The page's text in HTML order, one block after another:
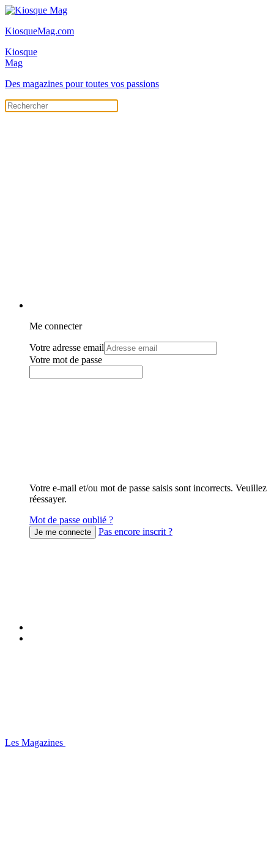
KiosqueMag.com
Kiosque
Mag
Des magazines pour toutes vos passions
Me connecter
Votre adresse email
Votre mot de passe
Votre e-mail et/ou mot de passe saisis sont incorrects. Veuillez
réessayer.
Mot de passe oublié ?
Pas encore inscrit ?
Les Magazines